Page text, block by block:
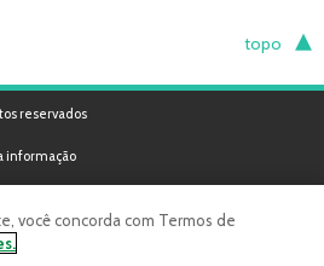
topo
reservados
informação
você concorda com Termos de